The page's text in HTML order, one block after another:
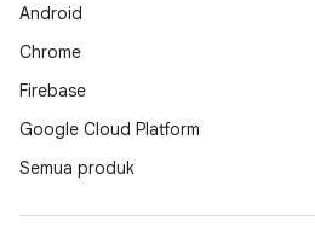
Android
Chrome
Firebase
Google Cloud Platform
Semua produk